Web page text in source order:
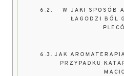
W JAKI SPOSÓB
ŁAGODZI BÓL
JAK
PRZYPADKU